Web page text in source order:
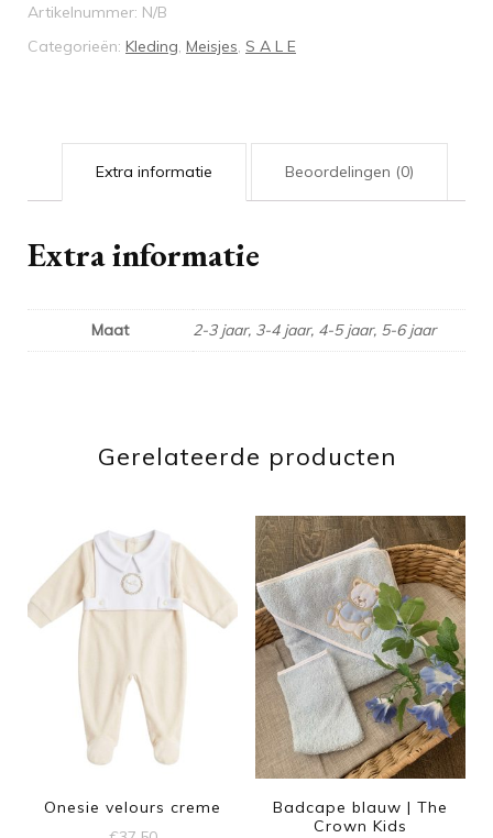
Artikelnummer: N/B
Categorieën: Kleding, Meisjes, S A L E
Extra informatie Beoordelingen (0)
Extra informatie
Maat 2-3 jaar, 3-4 jaar, 4-5 jaar, 5-6 jaar
Gerelateerde producten
Onesie velours creme
Badcape blauw | The
Crown Kids